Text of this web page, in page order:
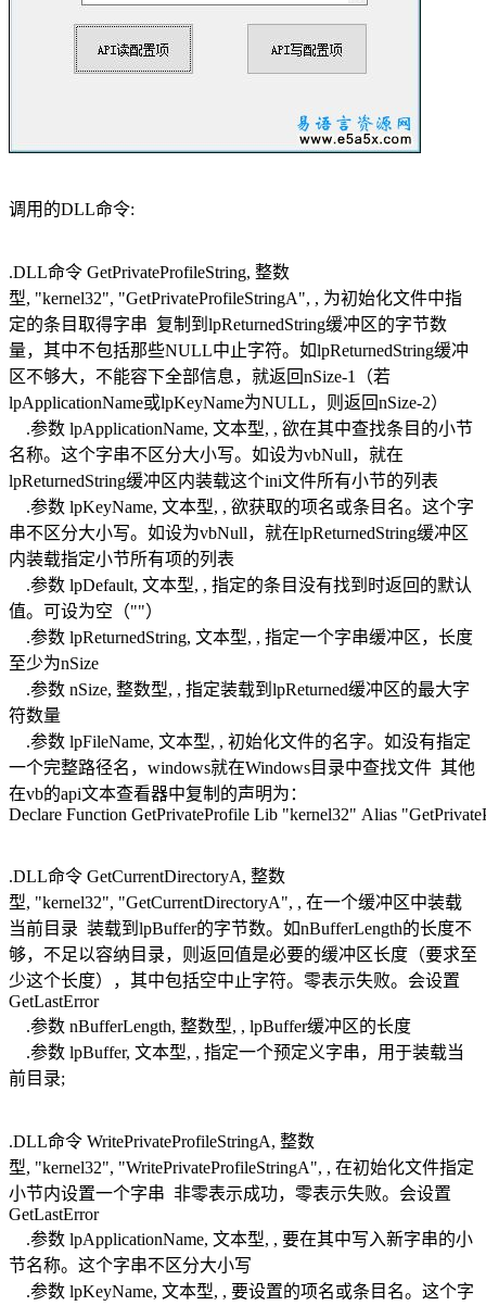
调用的DLL命令:
.DLL命令 GetPrivateProfileString, 整数
型, "kernel32", "GetPrivateProfileStringA", , 为初始化文件中指
定的条目取得字串 复制到lpReturnedString缓冲区的字节数
量，其中不包括那些NULL中止字符。如lpReturnedString缓冲
区不够大，不能容下全部信息，就返回nSize-1（若
lpApplicationName或lpKeyName为NULL，则返回nSize-2）
.参数 lpApplicationName, 文本型, , 欲在其中查找条目的小节
名称。这个字串不区分大小写。如设为vbNull，就在
lpReturnedString缓冲区内装载这个ini文件所有小节的列表
.参数 lpKeyName, 文本型, , 欲获取的项名或条目名。这个字
串不区分大小写。如设为vbNull，就在lpReturnedString缓冲区
内装载指定小节所有项的列表
.参数 lpDefault, 文本型, , 指定的条目没有找到时返回的默认
值。可设为空（""）
.参数 lpReturnedString, 文本型, , 指定一个字串缓冲区，长度
至少为nSize
.参数 nSize, 整数型, , 指定装载到lpReturned缓冲区的最大字
符数量
.参数 lpFileName, 文本型, , 初始化文件的名字。如没有指定
一个完整路径名，windows就在Windows目录中查找文件 其他
在vb的api文本查看器中复制的声明为：
Declare Function GetPrivateProfile Lib "kernel32" Alias
.DLL命令 GetCurrentDirectoryA, 整数
型, "kernel32", "GetCurrentDirectoryA", , 在一个缓冲区中装载
当前目录 装载到lpBuffer的字节数。如nBufferLength的长度不
够，不足以容纳目录，则返回值是必要的缓冲区长度（要求至
少这个长度），其中包括空中止字符。零表示失败。会设置
GetLastError
.参数 nBufferLength, 整数型, , lpBuffer缓冲区的长度
.参数 lpBuffer, 文本型, , 指定一个预定义字串，用于装载当
前目录;
.DLL命令 WritePrivateProfileStringA, 整数
型, "kernel32", "WritePrivateProfileStringA", , 在初始化文件指定
小节内设置一个字串 非零表示成功，零表示失败。会设置
GetLastError
.参数 lpApplicationName, 文本型, , 要在其中写入新字串的小
节名称。这个字串不区分大小写
.参数 lpKeyName, 文本型, , 要设置的项名或条目名。这个字